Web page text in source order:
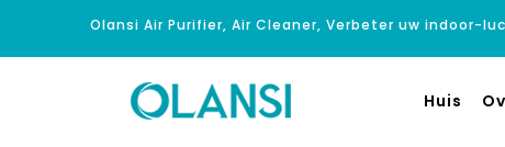
Olansi Air Purifier, Air Cleaner, Verbeter uw indoor-
Huis